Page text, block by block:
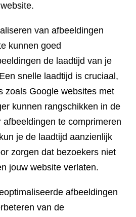
van afbeeldingen
kunnen goed
de laadtijd van je
snelle laadtijd is cruciaal,
zoals Google websites met
kunnen rangschikken in de
te comprimeren
je de laadtijd aanzienlijk
zorgen dat bezoekers niet
jouw website verlaten.
afbeeldingen
van de